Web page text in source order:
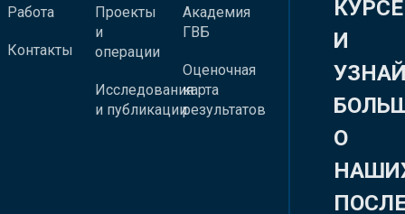
Работа
Контакты
Проекты
и
операции
Исследования
и публикации
Академия
ГВБ
Оценочная
карта
результатов
КУРСЕ
И
О